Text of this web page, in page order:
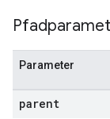
Parameter
parent